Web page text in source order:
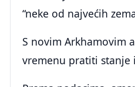
“neke od najvećih
S novim Arkhamovim
vremenu pratiti stanje